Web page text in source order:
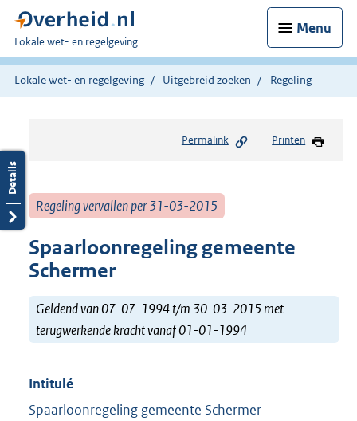
Menu
U
bent
hier:
Lokale wet- en regelgeving
Lokale wet- en regelgeving Uitgebreid zoeken Regeling
Permalink Printen
Regeling vervallen per 31-03-2015
Spaarloonregeling gemeente
Schermer
Geldend van 07-07-1994 t/m 30-03-2015 met
terugwerkende kracht vanaf 01-01-1994
Intitulé
Spaarloonregeling gemeente Schermer